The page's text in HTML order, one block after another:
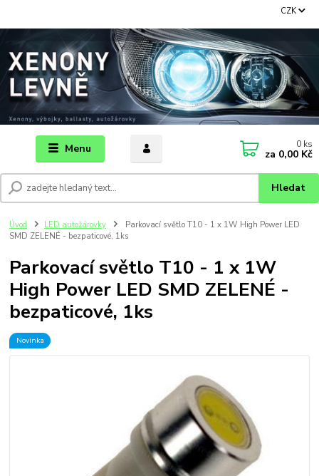
Menu
CZK
Hledat
0 ks
za 0,00 Kč
Úvod LED autožárovky
Parkovací světlo T10 - 1 x 1W High Power LED
SMD ZELENÉ - bezpaticové, 1ks
Parkovací světlo T10 - 1 x 1W
High Power LED SMD ZELENÉ -
bezpaticové, 1ks
Novinka